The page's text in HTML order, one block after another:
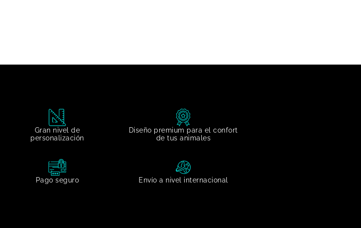
Gran nivel de
personalización​
Diseño premium para el confort
de tus animales
Pago seguro Envío a nivel internacional